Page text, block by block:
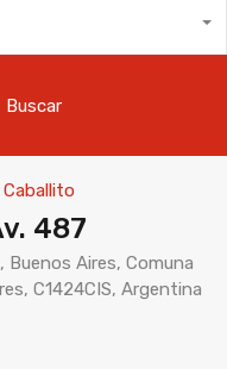
Buscar
Caballito
487
Aires, Comuna
C1424CIS, Argentina